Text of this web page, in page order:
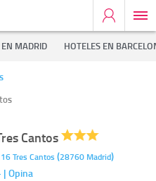
MADRID HOTELES EN
Cantos
Tres Cantos (28760 Madrid)
| Opina